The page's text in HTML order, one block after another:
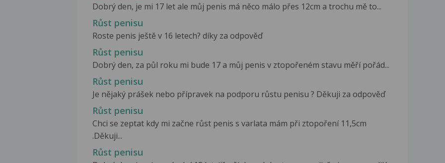
Dobrý den, je mi 17 let ale můj penis má něco málo přes 12cm a trochu mě to...
Růst penisu
Roste penis ještě v 16 letech? díky za odpověď
Růst penisu
Dobrý den, za půl roku mi bude 17 a můj penis v ztopořeném stavu měří pořád...
Růst penisu
Je nějaký prášek nebo přípravek na podporu růstu penisu ? Děkuji za odpověď
Růst penisu
Chci se zeptat kdy mi začne růst penis s varlata mám při ztopoření 11,5cm
.Děkuji...
Růst penisu